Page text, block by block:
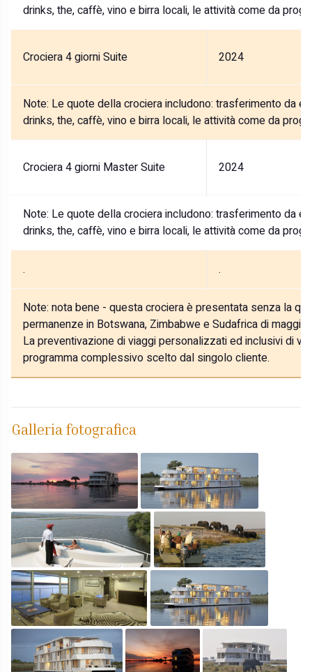
drinks, the, caffè, vino e birra locali, le attività come da
Crociera 4 giorni Suite 2024
Note: Le quote della crociera includono: trasferimento da
drinks, the, caffè, vino e birra locali, le attività come da
Crociera 4 giorni Master Suite 2024
Note: Le quote della crociera includono: trasferimento da
drinks, the, caffè, vino e birra locali, le attività come da
. .
Note: nota bene - questa crociera è presentata senza la
permanenze in Botswana, Zimbabwe e Sudafrica di
La preventivazione di viaggi personalizzati ed inclusivi di
programma complessivo scelto dal singolo cliente.
Galleria fotografica